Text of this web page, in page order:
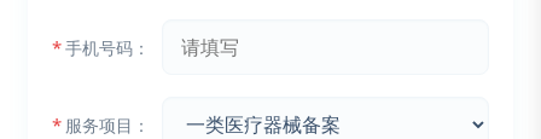
*手机号码：
* 服务项目：